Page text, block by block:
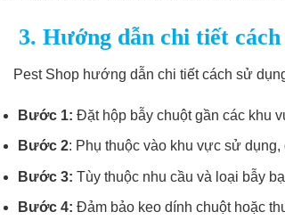
3. Hướng dẫn chi tiết
Pest Shop hướng dẫn chi tiết cách sử
Bước 1: Đặt hộp bẫy chuột gần các khu
Bước 2: Phụ thuộc vào khu vực sử
Bước 3: Tùy thuộc nhu cầu và loại bẫy
Bước 4: Đảm bảo keo dính chuột hoặc